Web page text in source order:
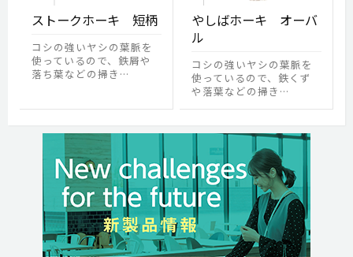
ストークホーキ 短柄
コシの強いヤシの葉脈を
使っているので、鉄屑や
落ち葉などの掃き…
やしばホーキ オーバ
ル
コシの強いヤシの葉脈を
使っているので、鉄くず
や落葉などの掃き…